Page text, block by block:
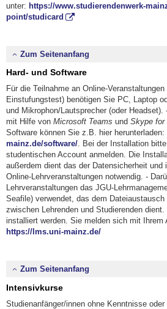
unter: https://www.studierendenwerk-
point/studicard
Zum Seitenanfang
Hard- und Software
Für die Teilnahme an Online-
Einstufungstest) benötigen Sie PC, Laptop
und Mikrophon/Lautsprecher (oder Headset).
mit Hilfe von Microsoft Teams und Skype for
Software können Sie z.B. hier herunterladen:
mainz.de/software/. Bei der Installation
studentischen Account anmelden. Die
außerdem dient das der Datensicherheit und
Online-Lehrveranstaltungen notwendig. -
Lehrveranstaltungen das JGU-
Seafile) verwendet, das dem
zwischen Lehrenden und Studierenden
installiert werden. Sie melden sich mit Ihrem
https://lms.uni-mainz.de/
Zum Seitenanfang
Intensivkurse
Studienanfänger/innen ohne Kenntnisse